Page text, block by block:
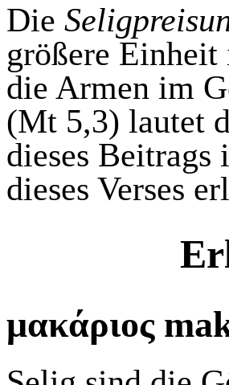
Die
größere
die Armen im
(Mt 5,3) lautet
dieses
dieses Verses
μακάριος